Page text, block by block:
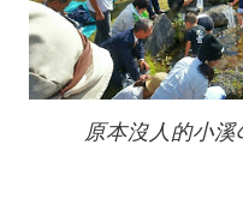
原本沒人的小